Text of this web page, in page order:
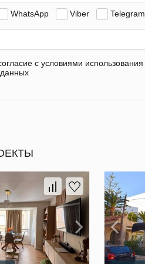
WhatsApp Viber Telegram
с условиями использования